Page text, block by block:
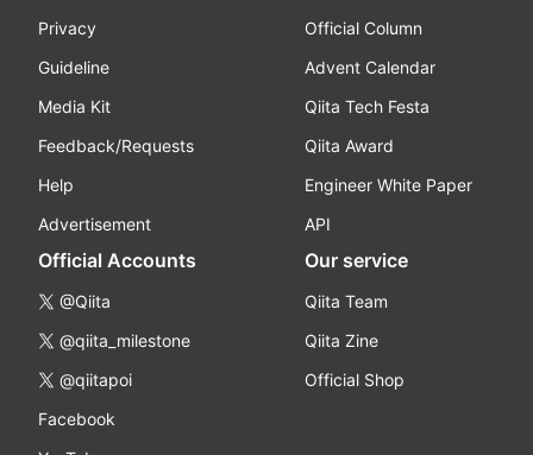
Privacy
Guideline
Media Kit
Feedback/Requests
Help
Advertisement
Official Column
Advent Calendar
Qiita Tech Festa
Qiita Award
Engineer White Paper
API
Official Accounts
@Qiita
@qiita_milestone
@qiitapoi
Facebook
Our service
Qiita Team
Qiita Zine
Official Shop